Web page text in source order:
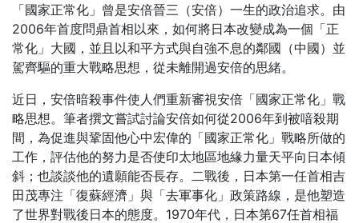
「國家正常化」曾是安倍晉三（安倍）一生的政治追求。由
2006年首度問鼎首相以來，如何將日本改變成為一個「正
常化」大國，並且以和平方式與自強不息的鄰國（中國）並
駕齊驅的重大戰略思想，從未離開過安倍的思緒。
近日，安倍暗殺事件使人們重新審視安倍「國家正常化」戰
略思想。筆者撰文嘗試討論安倍如何從2006年到被喑殺期
間，為促進與鞏固他心中宏偉的「國家正常化」戰略所做的
工作，評估他的努力是否使印太地區地緣力量天平向日本傾
斜；也談談他的遺願能否長存。二戰後，日本第一任首相吉
田茂專注「復蘇經濟」與「去軍事化」政策路線，是他塑造
了世界對戰後日本的態度。1970年代，日本第67任首相福